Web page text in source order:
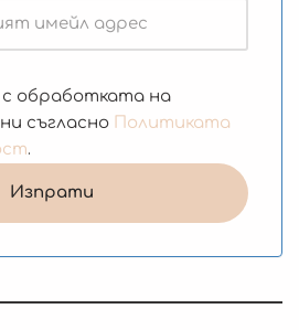
с обработката на
съгласно Политиката
.